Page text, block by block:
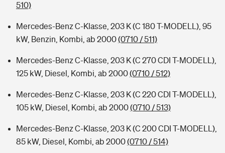
510)
Mercedes-Benz C-Klasse, 203 K (C 180 T-MODELL), 95
kW, Benzin, Kombi, ab 2000(0710 / 511)
Mercedes-Benz C-Klasse, 203 K (C 270 CDI T-MODELL),
125 kW, Diesel, Kombi, ab 2000(0710 / 512)
Mercedes-Benz C-Klasse, 203 K (C 220 CDI T-MODELL),
105 kW, Diesel, Kombi, ab 2000(0710 / 513)
Mercedes-Benz C-Klasse, 203 K (C 200 CDI T-MODELL),
85 kW, Diesel, Kombi, ab 2000(0710 / 514)